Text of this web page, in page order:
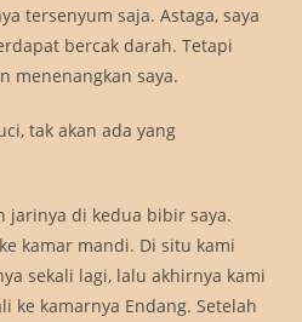
tersenyum saja. Astaga, saya
bercak darah. Tetapi
menenangkan saya.
tak akan ada yang
jarinya di kedua bibir saya.
kamar mandi. Di situ kami
sekali lagi, lalu akhirnya kami
ke kamarnya Endang. Setelah